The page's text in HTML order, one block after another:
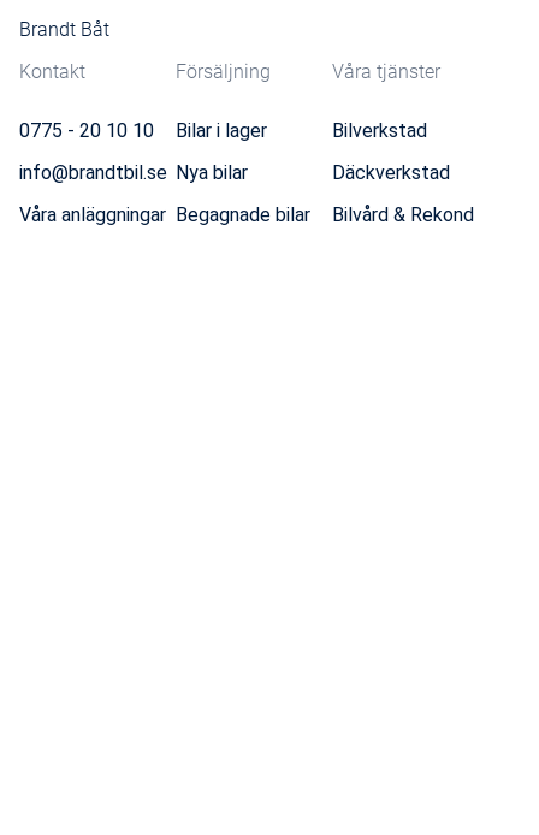
Brandt Båt
Kontakt
0775 - 20 10 10
info@brandtbil.se
Våra anläggningar
Försäljning
Bilar i lager
Nya bilar
Begagnade bilar
Våra tjänster
Bilverkstad
Däckverkstad
Bilvård & Rekond